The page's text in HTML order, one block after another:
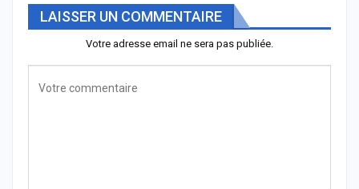
LAISSER UN COMMENTAIRE
Votre adresse email ne sera pas publiée.